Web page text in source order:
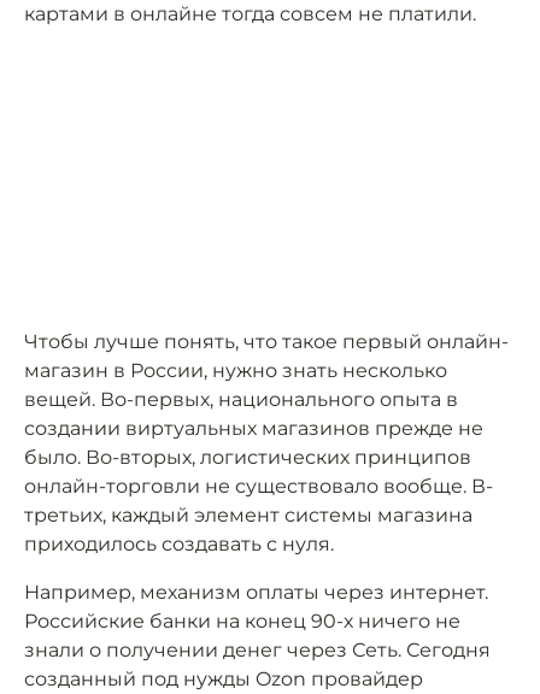
картами в онлайне тогда совсем не платили.
Чтобы лучше понять, что такое первый онлайн-
магазин в России, нужно знать несколько
вещей. Во-первых, национального опыта в
создании виртуальных магазинов прежде не
было. Во-вторых, логистических принципов
онлайн-торговли не существовало вообще. В-
третьих, каждый элемент системы магазина
приходилось создавать с нуля.
Например, механизм оплаты через интернет.
Российские банки на конец 90-х ничего не
знали о получении денег через Сеть. Сегодня
созданный под нужды Ozon провайдер